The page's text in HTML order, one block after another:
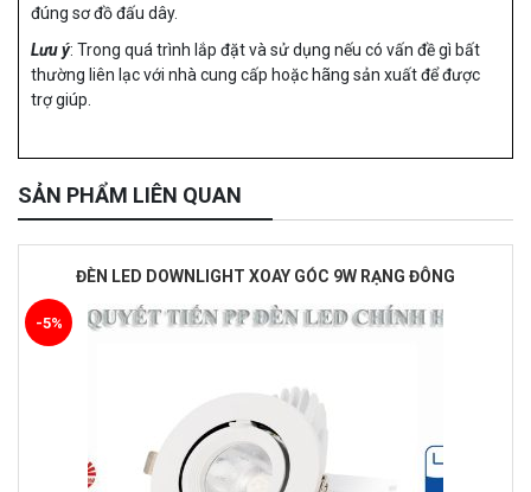
đúng sơ đồ đấu dây.
Lưu ý: Trong quá trình lắp đặt và sử dụng nếu có vấn đề gì bất
thường liên lạc với nhà cung cấp hoặc hãng sản xuất để được
trợ giúp.
SẢN PHẨM LIÊN QUAN
ĐÈN LED DOWNLIGHT XOAY GÓC 9W RẠNG ĐÔNG
-5%